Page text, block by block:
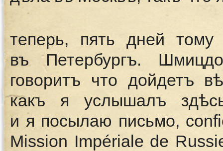
теперь, пять дней тому
въ Петербургъ.
говоритъ что дойдетъ
какъ я услышалъ
и я посылаю письмо,
Mission Impériale de